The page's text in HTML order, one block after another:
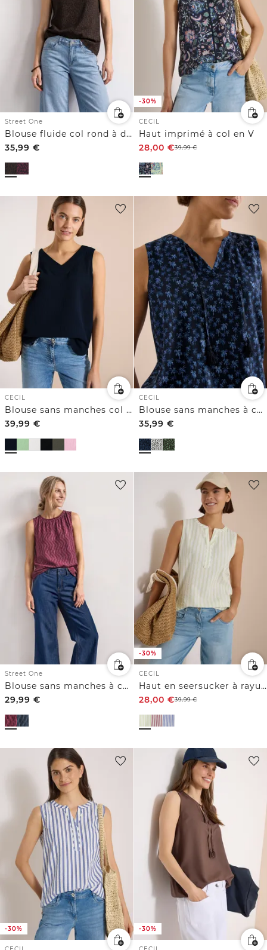
Street One
Blouse fluide col rond à détail structuré découpe
35,99 €
-30%
CECIL
Haut imprimé à col en V
28,00 €39,99€
CECIL
Blouse sans manches col V en gaze de coton
39,99 €
CECIL
Blouse sans manches à col fendu et imprimé palmiers
35,99 €
Street One
Blouse sans manches à col rond froncé
29,99 €
-30%
CECIL
Haut en seersucker à rayures
28,00 €39,99€
-30% -30%